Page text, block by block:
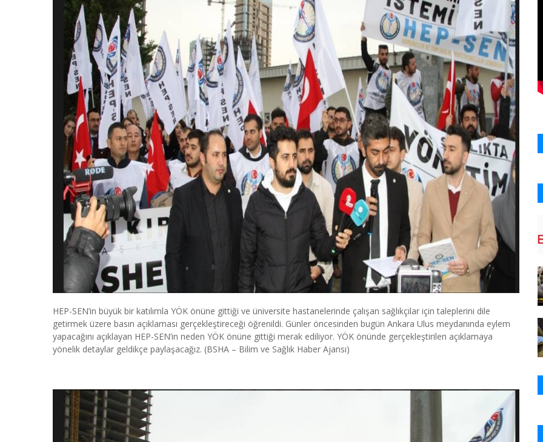
HEP-SEN’in büyük bir katılımla YÖK önüne gittiği ve üniversite hastanelerinde çalışan sağlıkçılar için taleplerini dile
getirmek üzere basın açıklaması gerçekleştireceği öğrenildi. Günler öncesinden bugün Ankara Ulus meydanında eylem
yapacağını açıklayan HEP-SEN’in neden YÖK önüne gittiği merak ediliyor. YÖK önünde gerçekleştirilen açıklamaya
yönelik detaylar geldikçe paylaşacağız. (BSHA – Bilim ve Sağlık Haber Ajansı)